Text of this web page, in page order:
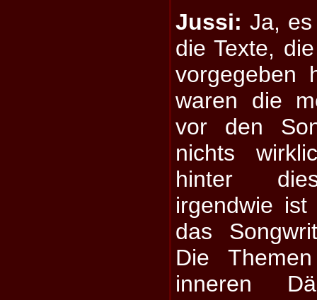
Jussi: Ja,
die Texte,
vorgegeben
waren die
vor den
nichts
hinter
irgendwie
das
Die
inneren